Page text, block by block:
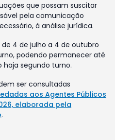
que possam suscitar
pela comunicação
à análise jurídica.
4 de julho a 4 de outubro
podendo permanecer até
haja segundo turno.
ser consultadas
aos Agentes Públicos
elaborada pela
.